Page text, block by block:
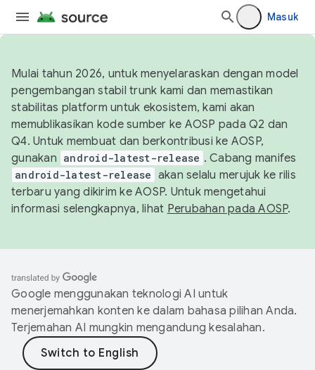
Masuk
Mulai tahun 2026, untuk menyelaraskan dengan model
pengembangan stabil trunk kami dan memastikan
stabilitas platform untuk ekosistem, kami akan
memublikasikan kode sumber ke AOSP pada Q2 dan
Q4. Untuk membuat dan berkontribusi ke AOSP,
gunakan android-latest-release . Cabang manifes
android-latest-release akan selalu merujuk ke rilis
terbaru yang dikirim ke AOSP. Untuk mengetahui
informasi selengkapnya, lihat Perubahan pada AOSP.
Google menggunakan teknologi AI untuk
menerjemahkan konten ke dalam bahasa pilihan Anda.
Terjemahan AI mungkin mengandung kesalahan.